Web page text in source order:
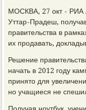
МОСКВА, 27 окт - РИА
Уттар-Прадеш,
правительства в
их продавать,
Решение
начать в 2012 году
принято для
но учащиеся не